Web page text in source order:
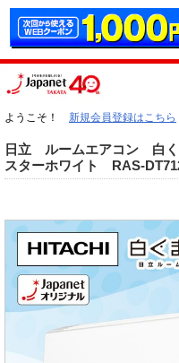
ようこそ！ 新規会員登録はこちら
日立 ルームエアコン 白
スターホワイト RAS-